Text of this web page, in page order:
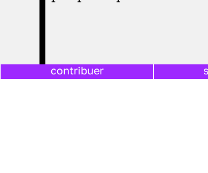
contribuer